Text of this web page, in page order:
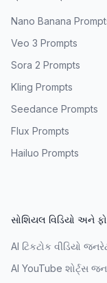
Nano Banana
Veo 3 Prompts
Sora 2 Prompts
Kling Prompts
Seedance Prompts
Flux Prompts
Hailuo Prompts
સોશિયલ વિડિયો અને
AI ટિકટોક વીડિયો
AI YouTube શોર્ટ્સ